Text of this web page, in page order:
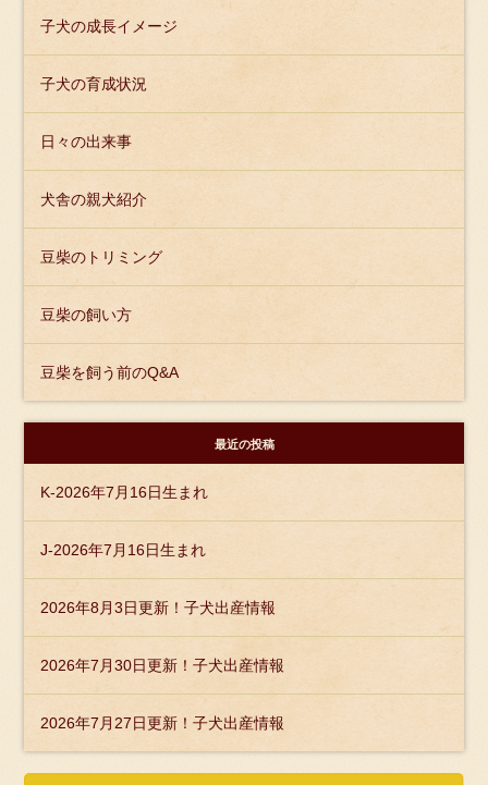
子犬の成長イメージ
子犬の育成状況
日々の出来事
犬舎の親犬紹介
豆柴のトリミング
豆柴の飼い方
豆柴を飼う前のQ&A
最近の投稿
K-2026年7月16日生まれ
J-2026年7月16日生まれ
2026年8月3日更新！子犬出産情報
2026年7月30日更新！子犬出産情報
2026年7月27日更新！子犬出産情報